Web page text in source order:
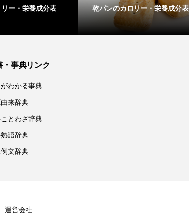
ー・栄養成分表 乾パンのカロリー・栄養成分表
・事典リンク
わかる事典
来辞典
とわざ辞典
語辞典
文辞典
運営会社